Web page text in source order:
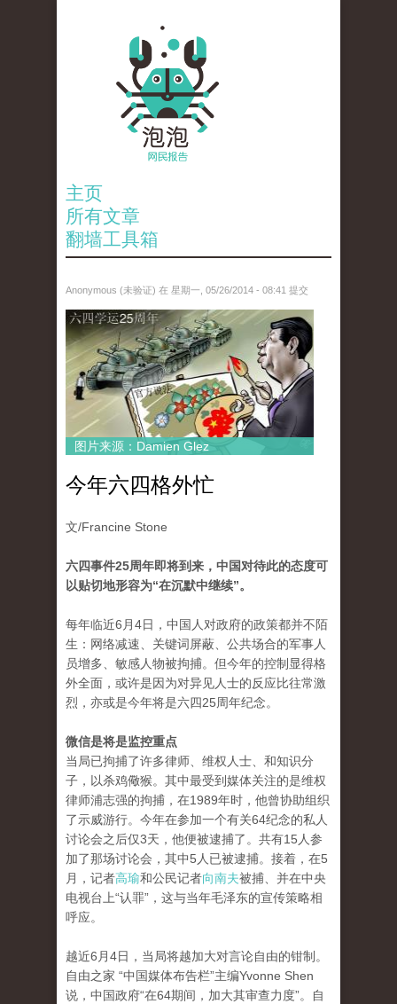
主页
所有文章
翻墙工具箱
Anonymous (未验证) 在 星期一, 05/26/2014 - 08:41 提交
paopao_tiananmen.jpg
图片来源：Damien Glez
今年六四格外忙
文/Francine Stone
六四事件25周年即将到来，中国对待此的态度可
以贴切地形容为“在沉默中继续”。
每年临近6月4日，中国人对政府的政策都并不陌
生：网络减速、关键词屏蔽、公共场合的军事人
员增多、敏感人物被拘捕。但今年的控制显得格
外全面，或许是因为对异见人士的反应比往常激
烈，亦或是今年将是六四25周年纪念。
微信是将是监控重点
当局已拘捕了许多律师、维权人士、和知识分
子，以杀鸡儆猴。其中最受到媒体关注的是维权
律师浦志强的拘捕，在1989年时，他曾协助组织
了示威游行。今年在参加一个有关64纪念的私人
讨论会之后仅3天，他便被逮捕了。共有15人参
加了那场讨论会，其中5人已被逮捕。接着，在5
月，记者高瑜和公民记者向南夫被捕、并在中央
电视台上“认罪”，这与当年毛泽东的宣传策略相
呼应。
越近6月4日，当局将越加大对言论自由的钳制。
自由之家 “中国媒体布告栏”主编Yvonne Shen
说，中国政府“在64期间，加大其审查力度”。自